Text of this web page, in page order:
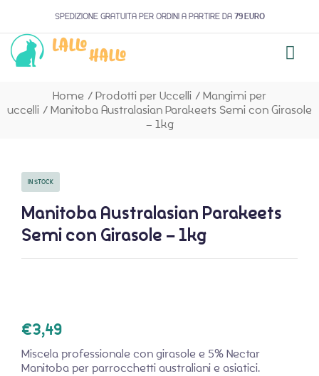
SPEDIZIONE GRATUITA PER ORDINI A PARTIRE DA 79 EURO
Home / Prodotti per Uccelli / Mangimi per
uccelli / Manitoba Australasian Parakeets Semi con Girasole
– 1kg
IN STOCK
Manitoba Australasian Parakeets
Semi con Girasole – 1kg
€3,49
Miscela professionale con girasole e 5% Nectar
Manitoba per parrocchetti australiani e asiatici.